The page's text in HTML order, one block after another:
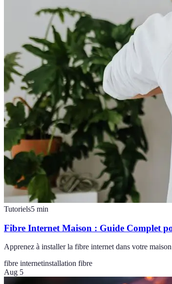
Tutoriels5 min
Fibre Internet Maison : Guide Complet
Apprenez à installer la fibre internet dans votre
fibre internetinstallation fibre
Aug 5